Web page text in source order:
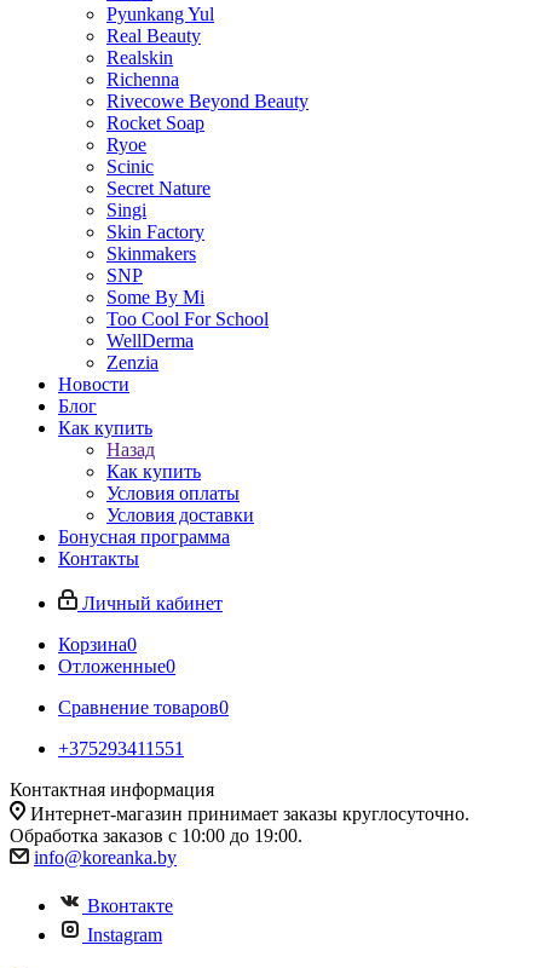
Pyunkang Yul
Real Beauty
Realskin
Richenna
Rivecowe Beyond Beauty
Rocket Soap
Ryoe
Scinic
Secret Nature
Singi
Skin Factory
Skinmakers
SNP
Some By Mi
Too Cool For School
WellDerma
Zenzia
Новости
Блог
Как купить
Назад
Как купить
Условия оплаты
Условия доставки
Бонусная программа
Контакты
Личный кабинет
Корзина0
Отложенные0
Сравнение товаров0
+375293411551
Контактная информация
Интернет-магазин принимает заказы круглосуточно.
Обработка заказов с 10:00 до 19:00.
info@koreanka.by
Вконтакте
Instagram